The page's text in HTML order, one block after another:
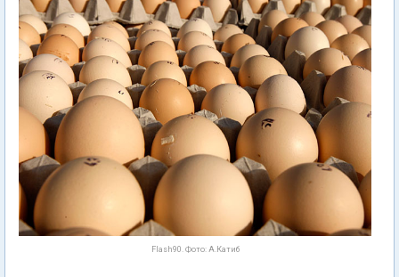
Flash90. Фото: А.Катиб